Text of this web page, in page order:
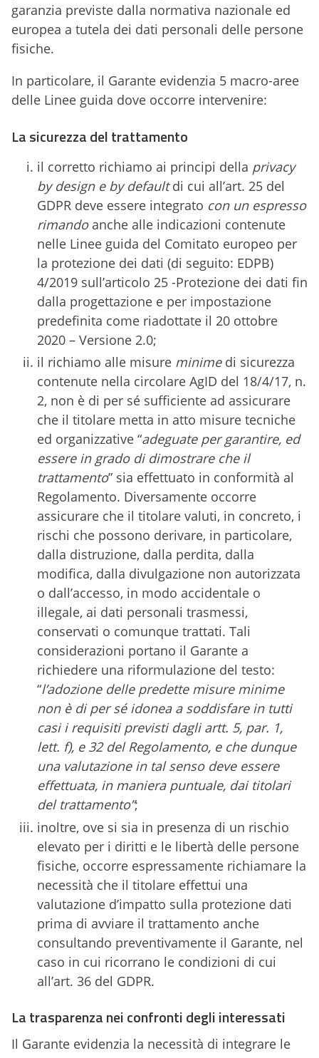
garanzia previste dalla normativa nazionale ed
europea a tutela dei dati personali delle persone
fisiche.
In particolare, il Garante evidenzia 5 macro-aree
delle Linee guida dove occorre intervenire:
La sicurezza del trattamento
il corretto richiamo ai principi della privacy
by design e by defaultdi cui all’art. 25 del
GDPR deve essere integrato con un espresso
rimandoanche alle indicazioni contenute
nelle Linee guida del Comitato europeo per
la protezione dei dati (di seguito: EDPB)
4/2019 sull’articolo 25 -Protezione dei dati fin
dalla progettazione e per impostazione
predefinita come riadottate il 20 ottobre
2020 – Versione 2.0;
il richiamo alle misure minimedi sicurezza
contenute nella circolare AgID del 18/4/17, n.
2, non è di per sé sufficiente ad assicurare
che il titolare metta in atto misure tecniche
ed organizzative “adeguate per garantire, ed
essere in grado di dimostrare che il
trattamento” sia effettuato in conformità al
Regolamento. Diversamente occorre
assicurare che il titolare valuti, in concreto, i
rischi che possono derivare, in particolare,
dalla distruzione, dalla perdita, dalla
modifica, dalla divulgazione non autorizzata
o dall’accesso, in modo accidentale o
illegale, ai dati personali trasmessi,
conservati o comunque trattati. Tali
considerazioni portano il Garante a
richiedere una riformulazione del testo:
“l’adozione delle predette misure minime
non è di per sé idonea a soddisfare in tutti
casi i requisiti previsti dagli artt. 5, par. 1,
lett. f), e 32 del Regolamento, e che dunque
una valutazione in tal senso deve essere
effettuata, in maniera puntuale, dai titolari
del trattamento”;
inoltre, ove si sia in presenza di un rischio
elevato per i diritti e le libertà delle persone
fisiche, occorre espressamente richiamare la
necessità che il titolare effettui una
valutazione d’impatto sulla protezione dati
prima di avviare il trattamento anche
consultando preventivamente il Garante, nel
caso in cui ricorrano le condizioni di cui
all’art. 36 del GDPR.
La trasparenza nei confronti degli interessati
Il Garante evidenzia la necessità di integrare le